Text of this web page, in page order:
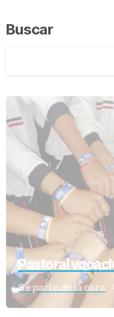
Buscar
Pastoral
Sé parte de la obra